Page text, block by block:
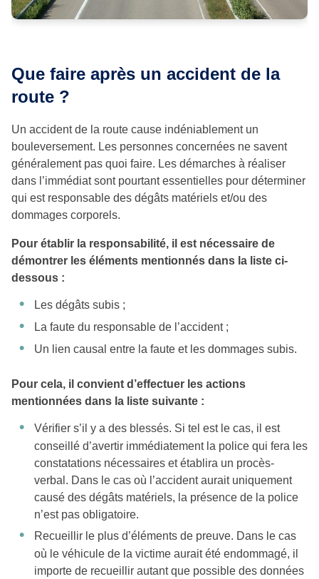
Que faire après un accident de la
route ?
Un accident de la route cause indéniablement un
bouleversement. Les personnes concernées ne savent
généralement pas quoi faire. Les démarches à réaliser
dans l’immédiat sont pourtant essentielles pour déterminer
qui est responsable des dégâts matériels et/ou des
dommages corporels.
Pour établir la responsabilité, il est nécessaire de
démontrer les éléments mentionnés dans la liste ci-
dessous :
Les dégâts subis ;
La faute du responsable de l’accident ;
Un lien causal entre la faute et les dommages subis.
Pour cela, il convient d’effectuer les actions
mentionnées dans la liste suivante :
Vérifier s’il y a des blessés. Si tel est le cas, il est
conseillé d’avertir immédiatement la police qui fera les
constatations nécessaires et établira un procès-
verbal. Dans le cas où l’accident aurait uniquement
causé des dégâts matériels, la présence de la police
n’est pas obligatoire.
Recueillir le plus d’éléments de preuve. Dans le cas
où le véhicule de la victime aurait été endommagé, il
importe de recueillir autant que possible des données